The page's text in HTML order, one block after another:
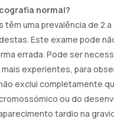
normal?
têm uma prevalência de 2
Este exame pode
errada. Pode ser
experientes, para
exclui completamente
ou do
tardio na